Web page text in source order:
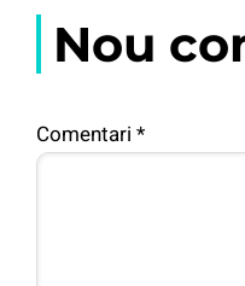
Nou
Comentari *